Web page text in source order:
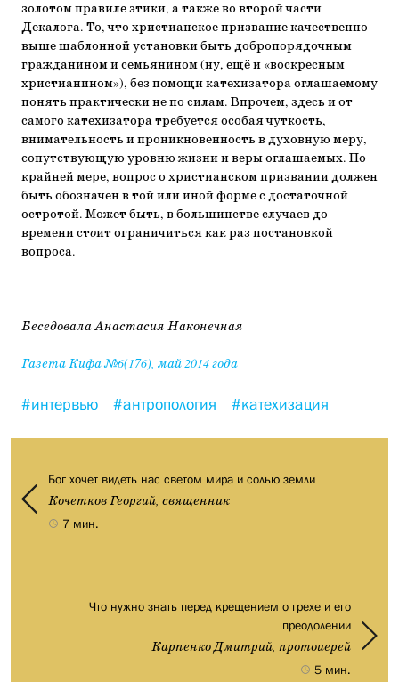
золотом правиле этики, а также во второй части
Декалога. То, что христианское призвание качественно
выше шаблонной установки быть добропорядочным
гражданином и семьянином (ну, ещё и «воскресным
христианином»), без помощи катехизатора оглашаемому
понять практически не по силам. Впрочем, здесь и от
самого катехизатора требуется особая чуткость,
внимательность и проникновенность в духовную меру,
сопутствующую уровню жизни и веры оглашаемых. По
крайней мере, вопрос о христианском призвании должен
быть обозначен в той или иной форме с достаточной
остротой. Может быть, в большинстве случаев до
времени стоит ограничиться как раз постановкой
вопроса.
Беседовала Анастасия Наконечная
Газета Кифа №6(176), май 2014 года
#интервью #антропология #катехизация
Бог хочет видеть нас светом мира и солью земли
Кочетков Георгий, священник
7 мин.
Что нужно знать перед крещением о грехе и его
преодолении
Карпенко Дмитрий, протоиерей
5 мин.